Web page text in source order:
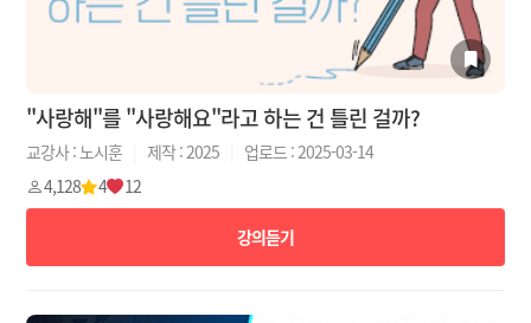
"사랑해"를 "사랑해요"라고 하는 건 틀린 걸까?
교강사 : 노시훈 제작 : 2025
업로드 : 2025-03-14
4,128
4 12
강의듣기